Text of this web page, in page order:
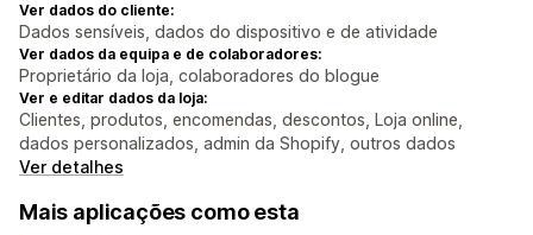
Ver dados do cliente:
Dados sensíveis, dados do dispositivo e de atividade
Ver dados da equipa e de colaboradores:
Proprietário da loja, colaboradores do blogue
Ver e editar dados da loja:
Clientes, produtos, encomendas, descontos, Loja online,
dados personalizados, admin da Shopify, outros dados
Ver detalhes
Mais aplicações como esta